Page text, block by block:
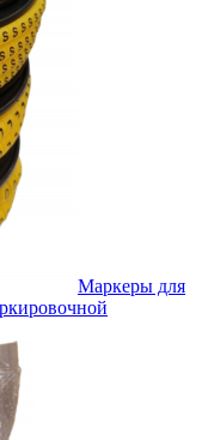
Маркеры для